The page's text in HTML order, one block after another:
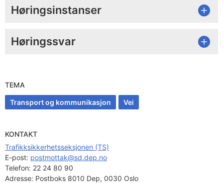
Høringsinstanser
Høringssvar
TEMA
Transport og kommunikasjon Vei
KONTAKT
Trafikksikkerhetsseksjonen (TS)
E-post: postmottak@sd.dep.no
Telefon: 22 24 80 90
Adresse: Postboks 8010 Dep, 0030 Oslo